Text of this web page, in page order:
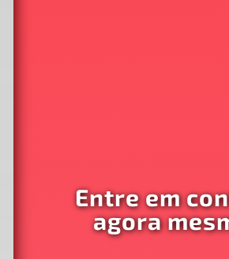
Entre em
agora